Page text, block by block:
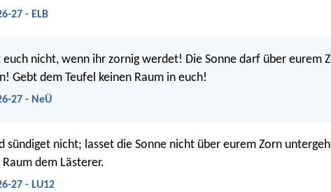
27 - ELB
euch nicht, wenn ihr zornig werdet! Die Sonne darf über eurem
Gebt dem Teufel keinen Raum in euch!
27 - NeÜ
sündiget nicht; lasset die Sonne nicht über eurem Zorn
dem Lästerer.
27 - LU12